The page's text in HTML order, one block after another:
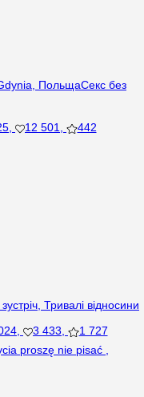
ПольщаСекс без
12 501
442
, Тривалі відносини
, 3 433,
1 727
proszę nie pisać ,